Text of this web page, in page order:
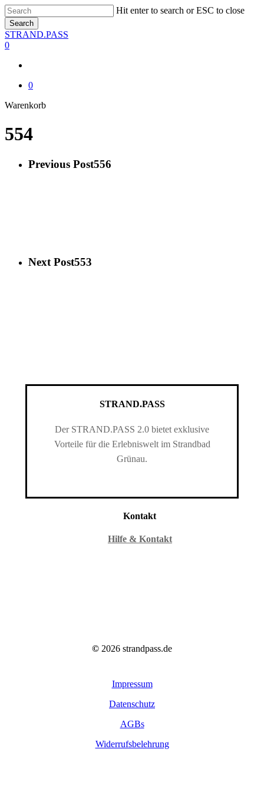
Skip
to
main
content
Hit enter to search or ESC to close
Search
Close
Search
STRAND.PASS
0
0
WarenkorbClose
554
Previous Post556
Next Post553
STRAND.PASS
Der STRAND.PASS 2.0 bietet exklusive
Vorteile für die Erlebniswelt im Strandbad
Grünau.
Kontakt
Hilfe & Kontakt
© 2026 strandpass.de
Impressum
Datenschutz
AGBs
Widerrufsbelehrung